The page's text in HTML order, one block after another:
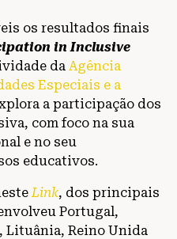
os resultados finais
in Inclusive
da Agência
Especiais e a
a participação dos
com foco na sua
e no seu
educativos.
Link, dos principais
Portugal,
Lituânia, Reino Unida